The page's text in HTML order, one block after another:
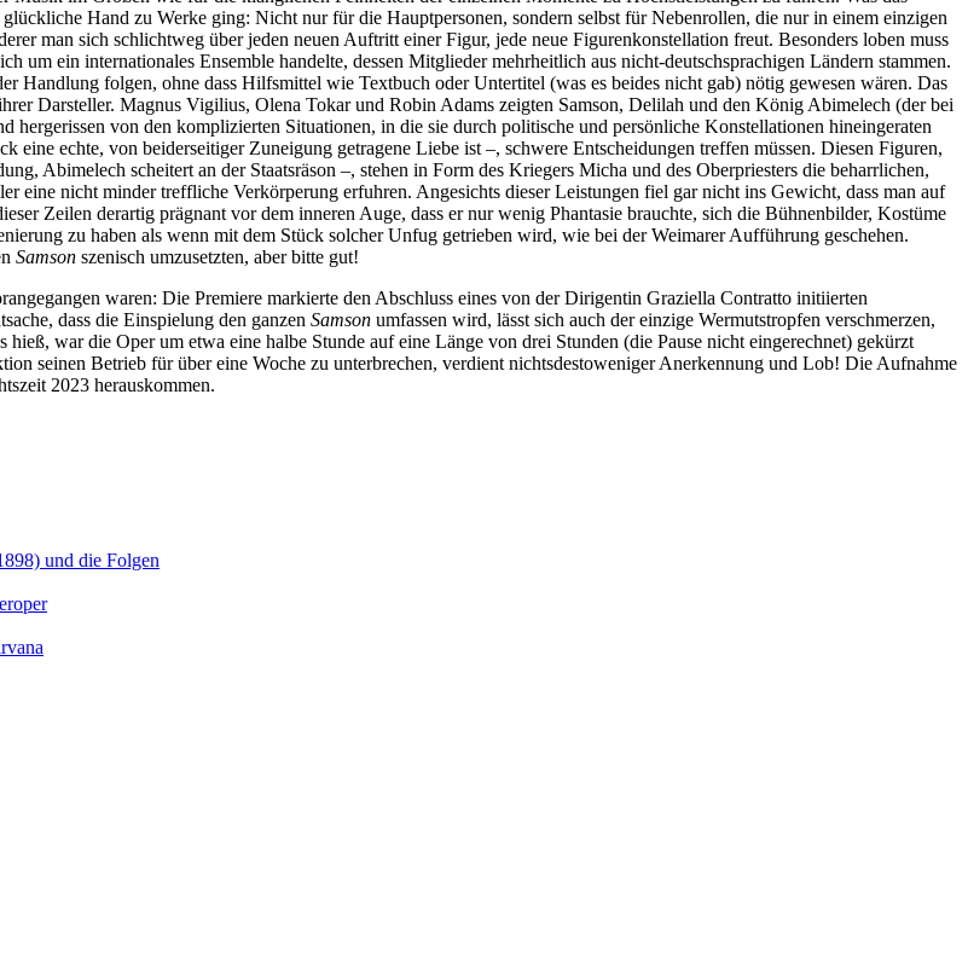
Hand zu Werke ging: Nicht nur für die Hauptpersonen, sondern selbst für Nebenrollen, die nur in einem einzigen
man sich schlichtweg über jeden neuen Auftritt einer Figur, jede neue Figurenkonstellation freut. Besonders loben muss
um ein internationales Ensemble handelte, dessen Mitglieder mehrheitlich aus nicht-deutschsprachigen Ländern stammen.
Handlung folgen, ohne dass Hilfsmittel wie Textbuch oder Untertitel (was es beides nicht gab) nötig gewesen wären. Das
Darsteller. Magnus Vigilius, Olena Tokar und Robin Adams zeigten Samson, Delilah und den König Abimelech (der bei
von den komplizierten Situationen, in die sie durch politische und persönliche Konstellationen hineingeraten
eine echte, von beiderseitiger Zuneigung getragene Liebe ist –, schwere Entscheidungen treffen müssen. Diesen Figuren,
Abimelech scheitert an der Staatsräson –, stehen in Form des Kriegers Micha und des Oberpriesters die beharrlichen,
eine nicht minder treffliche Verkörperung erfuhren. Angesichts dieser Leistungen fiel gar nicht ins Gewicht, dass man auf
Zeilen derartig prägnant vor dem inneren Auge, dass er nur wenig Phantasie brauchte, sich die Bühnenbilder, Kostüme
zu haben als wenn mit dem Stück solcher Unfug getrieben wird, wie bei der Weimarer Aufführung geschehen.
Samson szenisch umzusetzten, aber bitte gut!
waren: Die Premiere markierte den Abschluss eines von der Dirigentin Graziella Contratto initiierten
dass die Einspielung den ganzen Samson umfassen wird, lässt sich auch der einzige Wermutstropfen verschmerzen,
war die Oper um etwa eine halbe Stunde auf eine Länge von drei Stunden (die Pause nicht eingerechnet) gekürzt
seinen Betrieb für über eine Woche zu unterbrechen, verdient nichtsdestoweniger Anerkennung und Lob! Die Aufnahme
2023 herauskommen.
und die Folgen